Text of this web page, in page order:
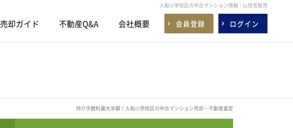
入船小学校区の中古マンション情報｜LL住宅販売
売却ガイド 不動産Q&A 会社概要 会員登録 ログイン
仲介手数料最大半額！入船小学校区の中古マンション売却・不動産査定